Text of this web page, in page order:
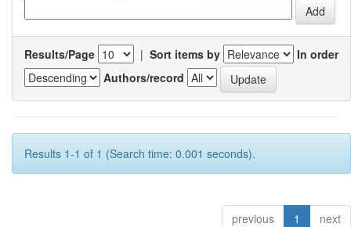
Results/Page | Sort items by
In order
Authors/record
Results 1-1 of 1 (Search time: 0.001 seconds).
previous 1 next